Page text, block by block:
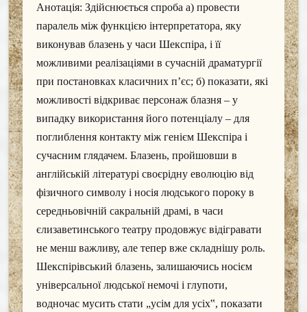
Анотація: Здійснюється спроба а) провести
паралель між функцією інтерпретатора, яку
виконував блазень у часи Шекспіра, і її
можливими реалізаціями в сучасній драматургії
при постановках класичних п’єс; б) показати, які
можливості відкриває персонаж блазня – у
випадку використання його потенціалу – для
поглиблення контакту між генієм Шекспіра і
сучасним глядачем. Блазень, пройшовши в
англійській літературі своєрідну еволюцію від
фізичного символу і носія людського пороку в
середньовічній сакральній драмі, в часи
єлизаветинського театру продовжує відігравати
не менш важливу, але тепер вже складнішу роль.
Шекспірівський блазень, залишаючись носієм
універсальної людської немочі і глупоти,
водночас мусить стати „усім для усіх‟, показати